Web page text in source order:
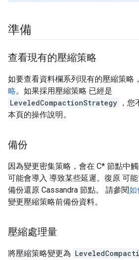
準備
查看現有的壓縮策略
如要查看資料欄系列現有的壓縮策略
略。如果採用壓縮策略 已經是
LeveledCompactionStrategy ，
本頁的操作說明。
備份
因為變更密集策略，會在 C* 節點中
可能會導入 導致某些延遲。復原 可
備份還原 Cassandra 節點。 請參閱如
變更壓縮策略前備份資料。
壓縮處理量
將壓縮策略變更為